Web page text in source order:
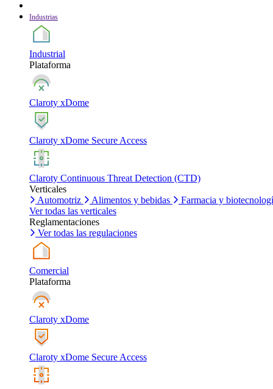
Industrias
Industrial
Plataforma
Claroty xDome
Claroty xDome Secure Access
Claroty Continuous Threat Detection (CTD)
Verticales
Automotriz
Alimentos y bebidas
Farmacia y
Ver todas las verticales
Reglamentaciones
Ver todas las regulaciones
Comercial
Plataforma
Claroty xDome
Claroty xDome Secure Access